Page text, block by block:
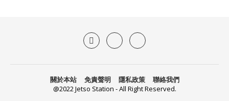
關於本站 免責聲明 隱私政策
聯絡我們
@2022 Jetso Station - All Right Reserved.